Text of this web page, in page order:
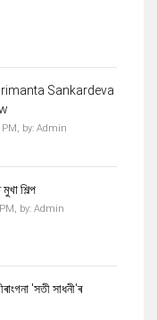
Sankardeva
by: Admin
শিল্প
by: Admin
'সতী সাধনী'ৰ